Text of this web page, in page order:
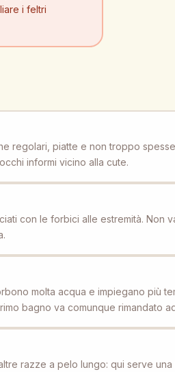
i feltri
regolari, piatte e non troppo
informi vicino alla cute.
con le forbici alle estremità. Non
molta acqua e impiegano più
bagno va comunque rimandato
razze a pelo lungo: qui serve